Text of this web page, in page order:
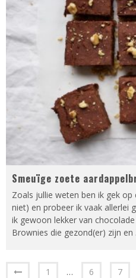
Smeuïge zoete
Zoals jullie weten ben ik gek
niet) en probeer ik vaak allerlei
ik gewoon lekker van
Brownies die gezond(er) zijn en
1 … 6 7